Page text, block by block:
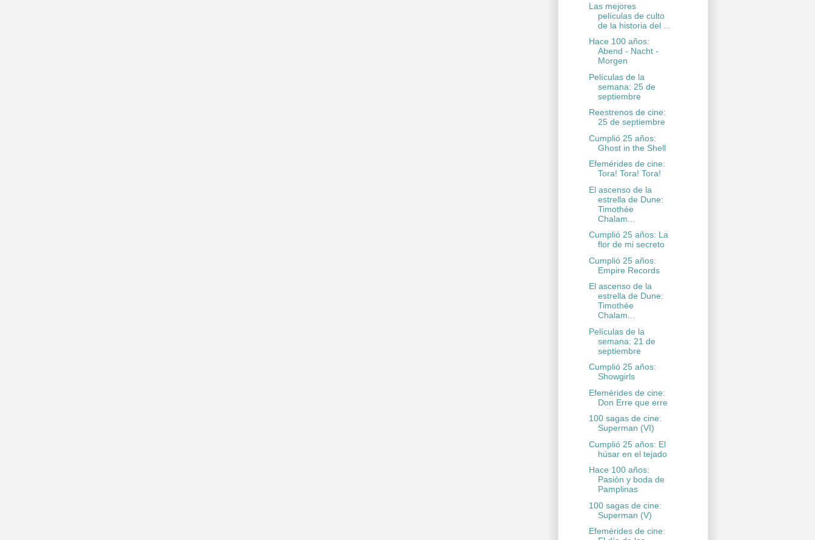
Las mejores
películas de culto
de la historia del ...
Hace 100 años:
Abend - Nacht -
Morgen
Películas de la
semana: 25 de
septiembre
Reestrenos de cine:
25 de septiembre
Cumplió 25 años:
Ghost in the Shell
Efemérides de cine:
Tora! Tora! Tora!
El ascenso de la
estrella de Dune:
Timothée
Chalam...
Cumplió 25 años: La
flor de mi secreto
Cumplió 25 años:
Empire Records
El ascenso de la
estrella de Dune:
Timothée
Chalam...
Películas de la
semana: 21 de
septiembre
Cumplió 25 años:
Showgirls
Efemérides de cine:
Don Erre que erre
100 sagas de cine:
Superman (VI)
Cumplió 25 años: El
húsar en el tejado
Hace 100 años:
Pasión y boda de
Pamplinas
100 sagas de cine:
Superman (V)
Efemérides de cine: